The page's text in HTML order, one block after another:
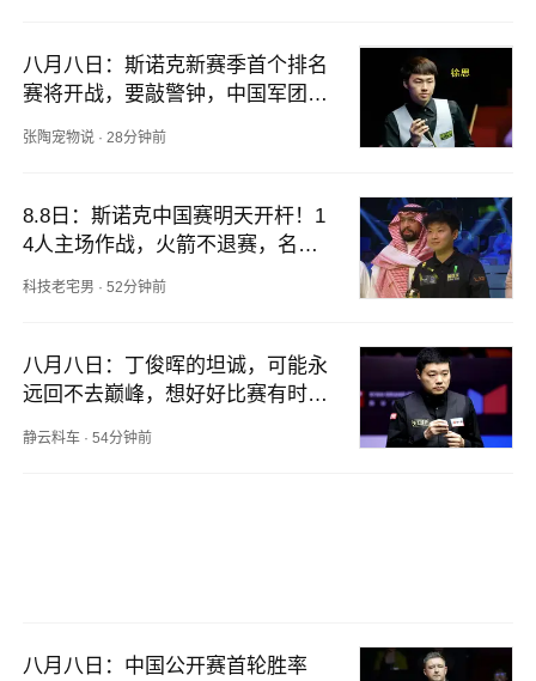
八月八日：斯诺克新赛季首个排名
赛将开战，要敲警钟，中国军团保
张陶宠物说 ·28分钟前
8.8日：斯诺克中国赛明天开杆！1
4人主场作战，火箭不退赛，名将
科技老宅男 ·52分钟前
八月八日：丁俊晖的坦诚，可能永
远回不去巅峰，想好好比赛有时候
静云料车 ·54分钟前
八月八日：中国公开赛首轮胜率